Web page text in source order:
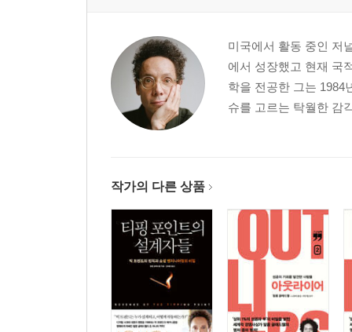
북아일랜드의 위기│프리랜드 장군의 실수│불통
제8장 용서하는 실용적 전략
딸과의 약속│삼진 아웃제 혁명│불명확한 효과│
참고 문헌
미국에서 활동 중인 저
에서 성장했고 현재 국
학을 전공한 그는 1984
슈를 고르는 탁월한 감
작가의 다른 상품